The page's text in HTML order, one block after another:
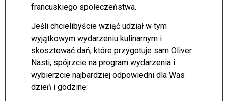
francuskiego społeczeństwa.
Jeśli chcielibyście wziąć udział w tym
wyjątkowym wydarzeniu kulinarnym i
skosztować dań, które przygotuje sam Oliver
Nasti, spójrzcie na program wydarzenia i
wybierzcie najbardziej odpowiedni dla Was
dzień i godzinę: